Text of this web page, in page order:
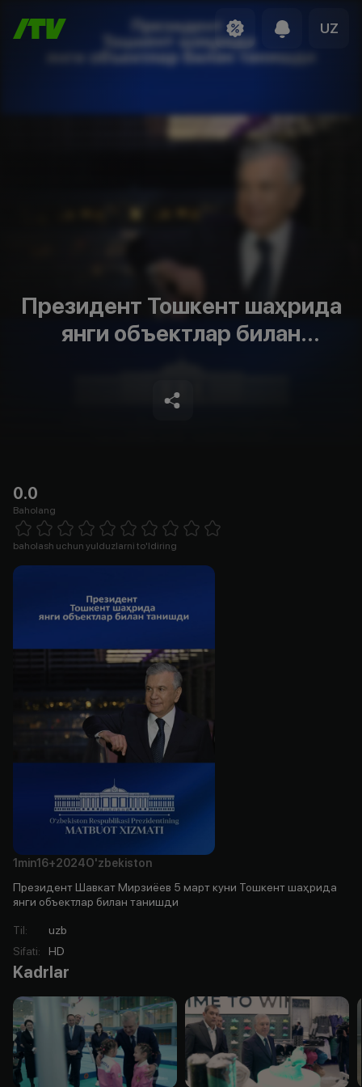
UZ
Президент Тошкент шаҳрида
янги объектлар билан
0.0
Baholang
1 Star 2 Stars 3 Stars 4 Stars5 Stars 6 Stars7 Stars8 Stars
baholash uchun yulduzlarni to'ldiring
1min16+2024O'zbekiston
Президент Шавкат Мирзиёев 5 март куни Тошкент шаҳрида
янги объектлар билан танишди
Til:
uzb
Sifati: HD
Kadrlar